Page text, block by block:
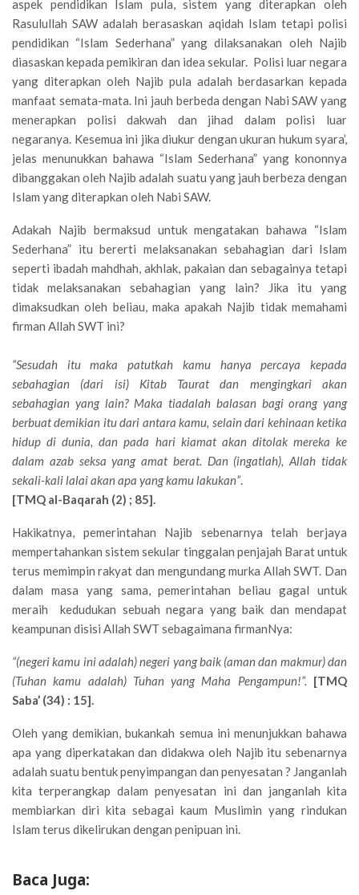
aspek pendidikan Islam pula, sistem yang diterapkan oleh
Rasulullah SAW adalah berasaskan aqidah Islam tetapi polisi
pendidikan “Islam Sederhana” yang dilaksanakan oleh Najib
diasaskan kepada pemikiran dan idea sekular. Polisi luar negara
yang diterapkan oleh Najib pula adalah berdasarkan kepada
manfaat semata-mata. Ini jauh berbeda dengan Nabi SAW yang
menerapkan polisi dakwah dan jihad dalam polisi luar
negaranya. Kesemua ini jika diukur dengan ukuran hukum syara’,
jelas menunukkan bahawa “Islam Sederhana” yang kononnya
dibanggakan oleh Najib adalah suatu yang jauh berbeza dengan
Islam yang diterapkan oleh Nabi SAW.
Adakah Najib bermaksud untuk mengatakan bahawa “Islam
Sederhana” itu bererti melaksanakan sebahagian dari Islam
seperti ibadah mahdhah, akhlak, pakaian dan sebagainya tetapi
tidak melaksanakan sebahagian yang lain? Jika itu yang
dimaksudkan oleh beliau, maka apakah Najib tidak memahami
firman Allah SWT ini?
“Sesudah itu maka patutkah kamu hanya percaya kepada
sebahagian (dari isi) Kitab Taurat dan mengingkari akan
sebahagian yang lain? Maka tiadalah balasan bagi orang yang
berbuat demikian itu dari antara kamu, selain dari kehinaan ketika
hidup di dunia, dan pada hari kiamat akan ditolak mereka ke
dalam azab seksa yang amat berat. Dan (ingatlah), Allah tidak
sekali-kali lalai akan apa yang kamu lakukan”.
[TMQ al-Baqarah (2) ; 85].
Hakikatnya, pemerintahan Najib sebenarnya telah berjaya
mempertahankan sistem sekular tinggalan penjajah Barat untuk
terus memimpin rakyat dan mengundang murka Allah SWT. Dan
dalam masa yang sama, pemerintahan beliau gagal untuk
meraih kedudukan sebuah negara yang baik dan mendapat
keampunan disisi Allah SWT sebagaimana firmanNya:
“(negeri kamu ini adalah) negeri yang baik (aman dan makmur) dan
(Tuhan kamu adalah) Tuhan yang Maha Pengampun!”. [TMQ
Saba’ (34) : 15].
Oleh yang demikian, bukankah semua ini menunjukkan bahawa
apa yang diperkatakan dan didakwa oleh Najib itu sebenarnya
adalah suatu bentuk penyimpangan dan penyesatan ? Janganlah
kita terperangkap dalam penyesatan ini dan janganlah kita
membiarkan diri kita sebagai kaum Muslimin yang rindukan
Islam terus dikelirukan dengan penipuan ini.
Baca Juga: